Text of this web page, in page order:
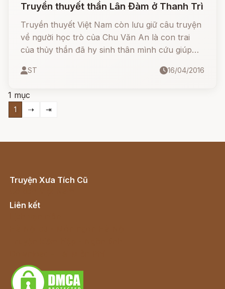
Truyền thuyết thần Lân Đàm ở Thanh Trì
Truyền thuyết Việt Nam còn lưu giữ câu truyện
về người học trò của Chu Văn An là con trai
của thủy thần đã hy sinh thân mình cứu giúp
ST 16/04/2016
1 mục
1 ⇢ ⇥
Truyện Xưa Tích Cũ
Liên kết